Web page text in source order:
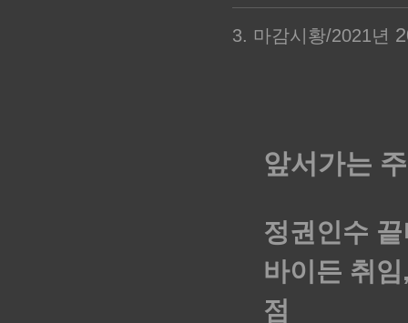
3. 마감시황/2021년
앞서가는
정권인수
바이든 취
점